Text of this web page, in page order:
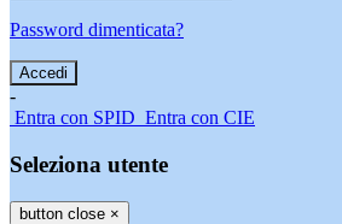
Password dimenticata?
-
Entra con SPID Entra con CIE
Seleziona utente
button close ×